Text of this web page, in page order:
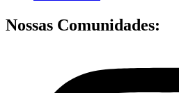
Nossas Comunidades: